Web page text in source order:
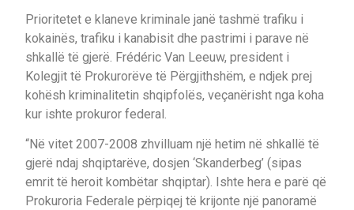
Prioritetet e klaneve kriminale janë tashmë trafiku i
kokainës, trafiku i kanabisit dhe pastrimi i parave në
shkallë të gjerë. Frédéric Van Leeuw, president i
Kolegjit të Prokurorëve të Përgjithshëm, e ndjek prej
kohësh kriminalitetin shqipfolës, veçanërisht nga koha
kur ishte prokuror federal.
“Në vitet 2007-2008 zhvilluam një hetim në shkallë të
gjerë ndaj shqiptarëve, dosjen ‘Skanderbeg’ (sipas
emrit të heroit kombëtar shqiptar). Ishte hera e parë që
Prokuroria Federale përpiqej të krijonte një panoramë